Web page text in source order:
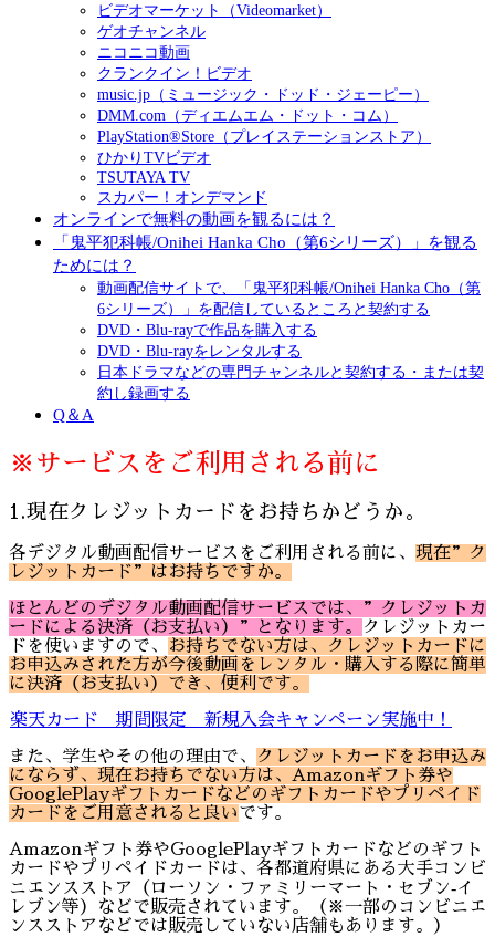
ビデオマーケット（Videomarket）
ゲオチャンネル
ニコニコ動画
クランクイン！ビデオ
music.jp（ミュージック・ドッド・ジェーピー）
DMM.com（ディエムエム・ドット・コム）
PlayStation®Store（プレイステーションストア）
ひかりTVビデオ
TSUTAYA TV
スカパー！オンデマンド
オンラインで無料の動画を観るには？
「鬼平犯科帳/Onihei Hanka Cho（第6シリーズ）」を観る
ためには？
動画配信サイトで、「鬼平犯科帳/Onihei Hanka Cho（第
6シリーズ）」を配信しているところと契約する
DVD・Blu-rayで作品を購入する
DVD・Blu-rayをレンタルする
日本ドラマなどの専門チャンネルと契約する・または契
約し録画する
Q＆A
※サービスをご利用される前に
1.現在クレジットカードをお持ちかどうか。
各デジタル動画配信サービスをご利用される前に、 現在”ク
レジットカード”はお持ちですか。
ほとんどのデジタル動画配信サービスでは、”クレジットカ
ードによる決済（お支払い）”となります。
クレジットカー
ドを使いますので、
お持ちでない方は、クレジットカードに
お申込みされた方が今後動画をレンタル・購入する際に簡単
に決済（お支払い）でき、便利です。
楽天カード 期間限定 新規入会キャンペーン実施中！
また、学生やその他の理由で、
クレジットカードをお申込み
にならず、現在お持ちでない方は、Amazonギフト券や
GooglePlayギフトカードなどのギフトカードやプリペイド
カードをご用意されると良いです。
Amazonギフト券やGooglePlayギフトカードなどのギフト
カードやプリペイドカードは、各都道府県にある大手コンビ
ニエンスストア（ローソン・ファミリーマート・セブン‐イ
レブン等）などで販売されています。（※一部のコンビニエ
ンスストアなどでは販売していない店舗もあります。）